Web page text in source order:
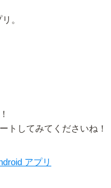
。
トしてみてくださいね！
アプリ